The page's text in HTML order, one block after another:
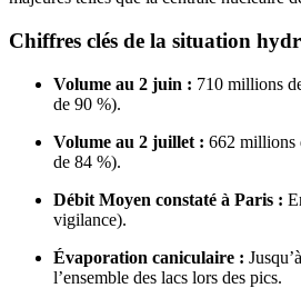
Chiffres clés de la situation
Volume au 2 juin : 710 millions
de 90 %).
Volume au 2 juillet : 662 millions
de 84 %).
Débit Moyen constaté à Paris :
vigilance).
Évaporation caniculaire :
l’ensemble des lacs lors des pics.